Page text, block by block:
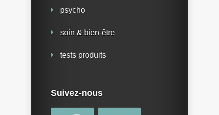
psycho
soin & bien-être
tests produits
Suivez-nous